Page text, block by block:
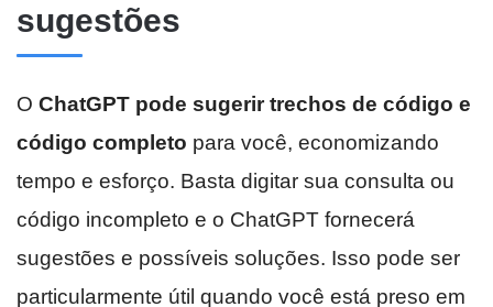
sugestões
O ChatGPT pode sugerir trechos de código e
código completo para você, economizando
tempo e esforço. Basta digitar sua consulta ou
código incompleto e o ChatGPT fornecerá
sugestões e possíveis soluções. Isso pode ser
particularmente útil quando você está preso em